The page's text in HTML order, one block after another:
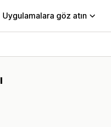
Uygulamalara göz atın